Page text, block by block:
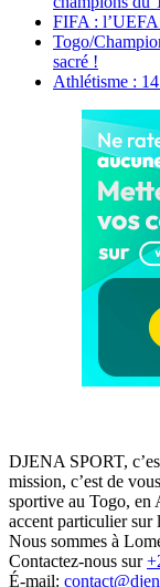
FIFA : l’UEFA
Togo/
sacré !
Athlétisme :
DJENA SPORT,
mission, c’est de
sportive au Togo, en
accent particulier sur
Nous sommes à
Contactez-nous sur
É-mail: